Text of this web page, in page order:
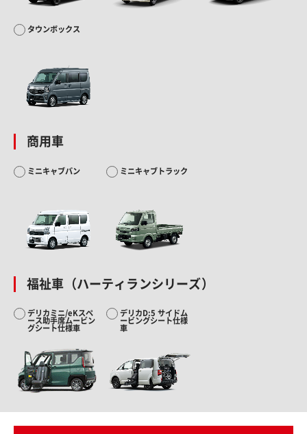
タウンボックス
商用車
ミニキャブバン ミニキャブトラック
福祉車（ハーティランシリーズ）
デリカミニ/eKスペ
ース助手席ムービン
グシート仕様車
デリカD:5 サイドム
ービングシート仕様
車